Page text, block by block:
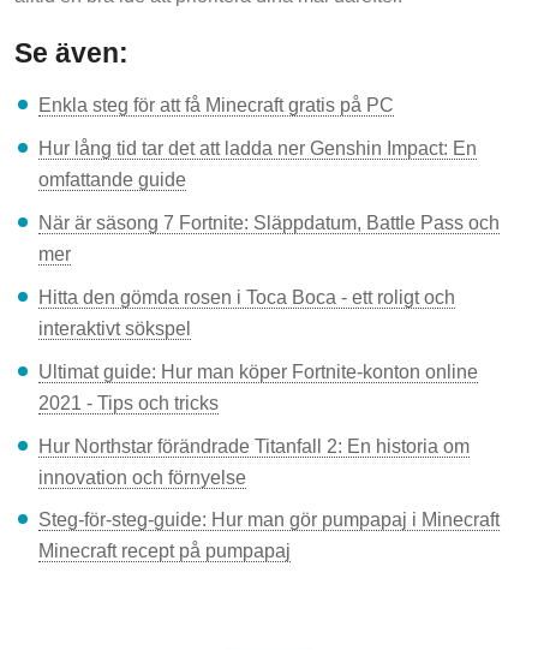
Se även:
Enkla steg för att få Minecraft gratis på PC
Hur lång tid tar det att ladda ner Genshin Impact: En
omfattande guide
När är säsong 7 Fortnite: Släppdatum, Battle Pass och
mer
Hitta den gömda rosen i Toca Boca - ett roligt och
interaktivt sökspel
Ultimat guide: Hur man köper Fortnite-konton online
2021 - Tips och tricks
Hur Northstar förändrade Titanfall 2: En historia om
innovation och förnyelse
Steg-för-steg-guide: Hur man gör pumpapaj i Minecraft
Minecraft recept på pumpapaj